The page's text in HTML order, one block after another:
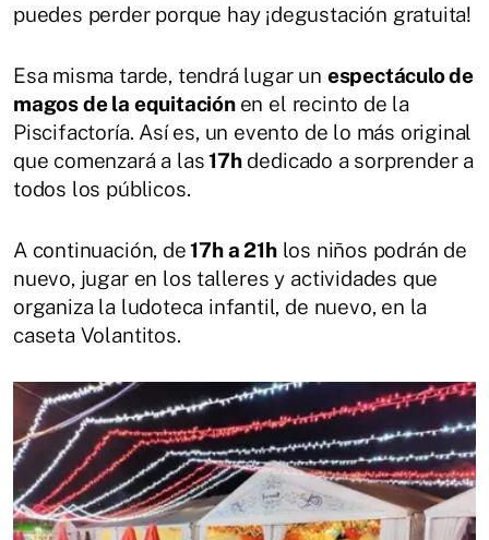
puedes perder porque hay ¡degustación gratuita!
Esa misma tarde, tendrá lugar un espectáculo de
magos de la equitación en el recinto de la
Piscifactoría. Así es, un evento de lo más original
que comenzará a las17hdedicado a sorprender a
todos los públicos.
A continuación, de17h a 21hlos niños podrán de
nuevo, jugar en los talleres y actividades que
organiza la ludoteca infantil, de nuevo, en la
caseta Volantitos.